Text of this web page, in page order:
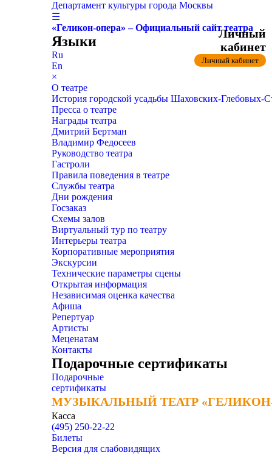
Департамент культуры города Москвы
☰
«Геликон-опера» – Официальный сайт театра
Языки
Ru
En
×
О театре
История городской усадьбы Шаховских-
Пресса о театре
Награды театра
Дмитрий Бертман
Владимир Федосеев
Руководство театра
Гастроли
Правила поведения в театре
Службы театра
Дни рождения
Госзаказ
Схемы залов
Виртуальный тур по театру
Интерьеры театра
Корпоративные мероприятия
Экскурсии
Технические параметры сцены
Открытая информация
Независимая оценка качества
Афиша
Репертуар
Артисты
Меценатам
Контакты
Подарочные сертификаты
Подарочные
сертификаты
МУЗЫКАЛЬНЫЙ ТЕАТР
МУЗЫКАЛЬНЫЙ ТЕАТР
Касса
(495) 250-22-22
Личный
кабинет
Личный кабинет
Билеты
Версия для слабовидящих